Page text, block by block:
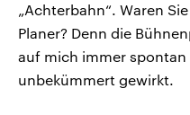
„Achterbahn“. Waren
Planer? Denn die
auf mich immer
unbekümmert gewirkt.